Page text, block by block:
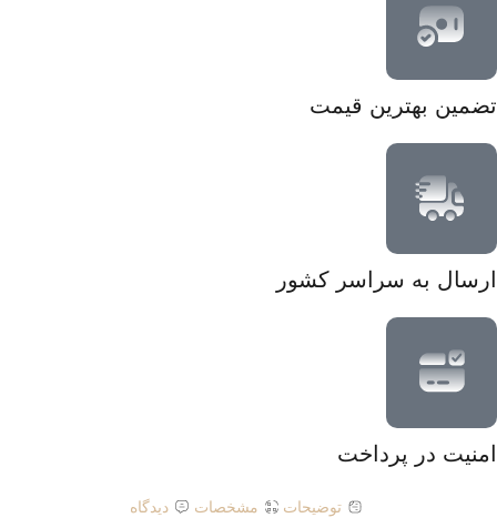
تضمین بهترین قیمت
ارسال به سراسر کشور
امنیت در پرداخت
توضیحات مشخصات دیدگاه